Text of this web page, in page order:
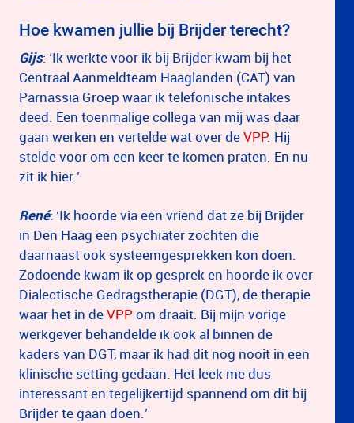
Hoe kwamen jullie bij Brijder terecht?
Gijs: ‘Ik werkte voor ik bij Brijder kwam bij het
Centraal Aanmeldteam Haaglanden (CAT) van
Parnassia Groep waar ik telefonische intakes
deed. Een toenmalige collega van mij was daar
gaan werken en vertelde wat over deVPP. Hij
stelde voor om een keer te komen praten. En nu
zit ik hier.’
René: ‘Ik hoorde via een vriend dat ze bij Brijder
in Den Haag een psychiater zochten die
daarnaast ook systeemgesprekken kon doen.
Zodoende kwam ik op gesprek en hoorde ik over
Dialectische Gedragstherapie (DGT), de therapie
waar het in deVPPom draait. Bij mijn vorige
werkgever behandelde ik ook al binnen de
kaders van DGT, maar ik had dit nog nooit in een
klinische setting gedaan. Het leek me dus
interessant en tegelijkertijd spannend om dit bij
Brijder te gaan doen.’